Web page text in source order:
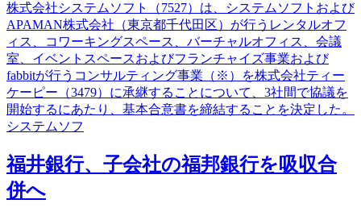
株式会社システムソフト（7527）は、システムソフトおよび
APAMAN株式会社（東京都千代田区）が行うレンタルオフ
ィス、コワーキングスペース、バーチャルオフィス、会議
室、イベントスペースおよびフランチャイズ事業および
fabbitが行うコンサルティング事業（※）を株式会社ティー
ケーピー（3479）に承継することについて、3社間で協議を
開始するにあたり、基本合意書を締結することを決定した。
システムソフ
福井銀行、子会社の福邦銀行を吸収合
併へ